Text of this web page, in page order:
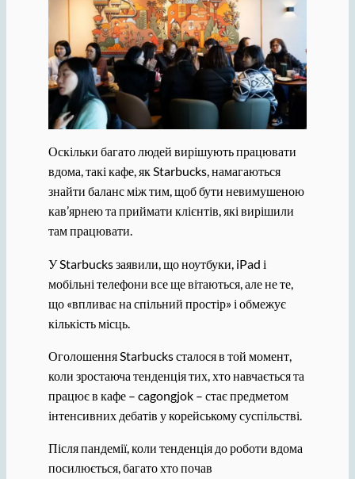
Оскільки багато людей вирішують працювати
вдома, такі кафе, як Starbucks, намагаються
знайти баланс між тим, щоб бути невимушеною
кав’ярнею та приймати клієнтів, які вирішили
там працювати.
У Starbucks заявили, що ноутбуки, iPad і
мобільні телефони все ще вітаються, але не те,
що «впливає на спільний простір» і обмежує
кількість місць.
Оголошення Starbucks сталося в той момент,
коли зростаюча тенденція тих, хто навчається та
працює в кафе – cagongjok – стає предметом
інтенсивних дебатів у корейському суспільстві.
Після пандемії, коли тенденція до роботи вдома
посилюється, багато хто почав